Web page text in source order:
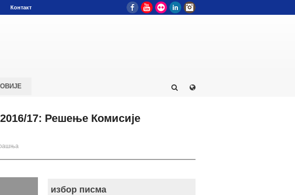
Контакт FacebookYouTube
Flickr LinkedIn
17: Решење Комисије
избор писма